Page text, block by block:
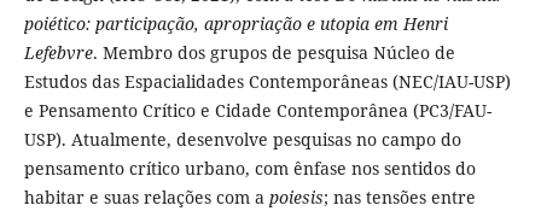
poiético: participação, apropriação e utopia em Henri
Lefebvre. Membro dos grupos de pesquisa Núcleo de
Estudos das Espacialidades Contemporâneas (NEC/IAU-USP)
e Pensamento Crítico e Cidade Contemporânea (PC3/FAU-
USP). Atualmente, desenvolve pesquisas no campo do
pensamento crítico urbano, com ênfase nos sentidos do
habitar e suas relações com a poiesis; nas tensões entre